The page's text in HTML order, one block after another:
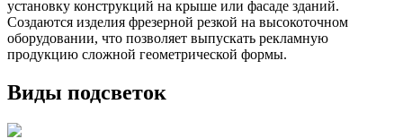
установку конструкций на крыше или фасаде зданий.
Создаются изделия фрезерной резкой на высокоточном
оборудовании, что позволяет выпускать рекламную
продукцию сложной геометрической формы.
Виды подсветок